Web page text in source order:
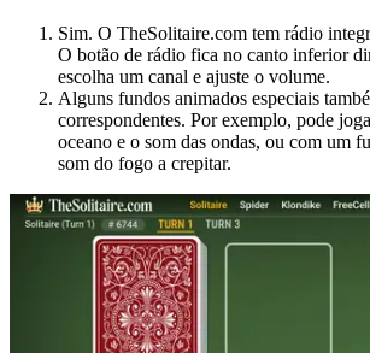
Sim. O TheSolitaire.com tem rádio
O botão de rádio fica no canto inferior
escolha um canal e ajuste o volume.
Alguns fundos animados especiais
correspondentes. Por exemplo, pode
oceano e o som das ondas, ou com um
som do fogo a crepitar.